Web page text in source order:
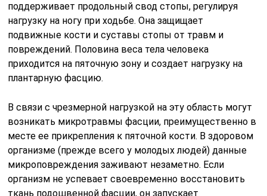
поддерживает продольный свод стопы, регулируя
нагрузку на ногу при ходьбе. Она защищает
подвижные кости и суставы стопы от травм и
повреждений. Половина веса тела человека
приходится на пяточную зону и создает нагрузку на
плантарную фасцию.
В связи с чрезмерной нагрузкой на эту область могут
возникать микротравмы фасции, преимущественно в
месте ее прикрепления к пяточной кости. В здоровом
организме (прежде всего у молодых людей) данные
микроповреждения заживают незаметно. Если
организм не успевает своевременно восстановить
ткань подошвенной фасции, он запускает